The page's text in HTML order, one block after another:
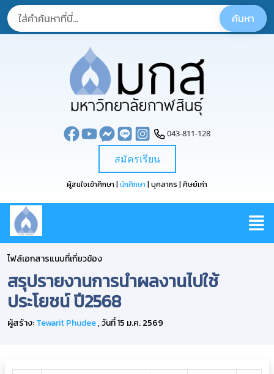
043-811-128
สมัครเรียน
ผู้สนใจเข้าศึกษา | นักศึกษา | บุคลากร | ศิษย์เก่า
ไฟล์เอกสารแนบที่เกี่ยวข้อง
สรุปรายงานการนำผลงานไปใช้
ประโยชน์ ปี2568
ผู้สร้าง:Tewarit Phudee, วันที่ 15 ม.ค. 2569